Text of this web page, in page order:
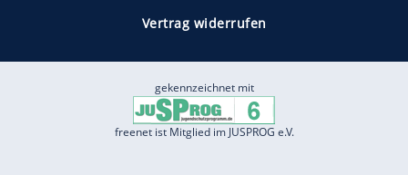
Vertrag widerrufen
gekennzeichnet mit
freenet ist Mitglied im JUSPROG e.V.